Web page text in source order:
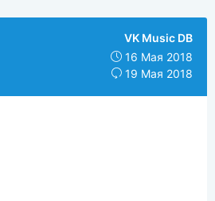
VK Music DB
16 Мая 2018
19 Мая 2018